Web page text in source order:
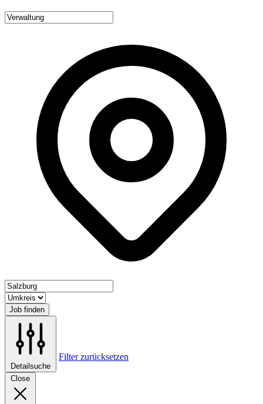
Job finden
Detailsuche
Filter zurücksetzen
Close